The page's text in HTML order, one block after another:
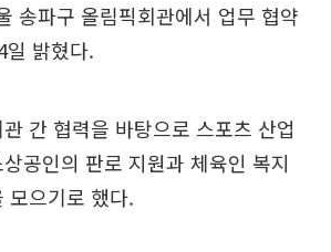
송파구 올림픽회관에서 업무 협약
일 밝혔다.
간 협력을 바탕으로 스포츠 산업
공인의 판로 지원과 체육인 복지
모으기로 했다.